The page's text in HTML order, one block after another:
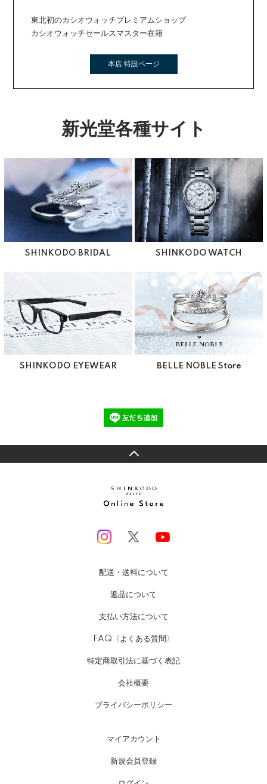
東北初のカシオウォッチプレミアムショップ
カシオウォッチセールスマスター在籍
本店 特設ページ
新光堂各種サイト
SHINKODO BRIDAL SHINKODO WATCH
SHINKODO EYEWEAR BELLE NOBLE Store
配送・送料について
返品について
支払い方法について
FAQ〈よくある質問〉
特定商取引法に基づく表記
会社概要
プライバシーポリシー
マイアカウント
新規会員登録